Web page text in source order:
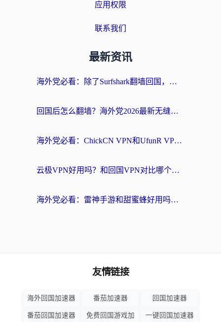
应用权限
联系我们
最新资讯
海外党必看：除了Surfshark翻墙回国，这些加速器选择技巧你真的懂吗？
回国后怎么翻墙？海外党2026最新无缝访问国内资源全攻略（附对比实测）
海外党必看：ChickCN VPN和UfunR VPN对比哪个回国效果更好？附实用选择指南
云极VPN好用吗？和回国VPN对比哪个回国效果更好？海外党亲测避坑指南
海外党必看：雷神手游和甜蜜蜂好用吗？3步选对回国加速器无缝刷国内资源
友情链接
海外回国加速器 番茄加速器 回国加速器
番茄回国加速器 免费回国游戏加 一键回国加速器